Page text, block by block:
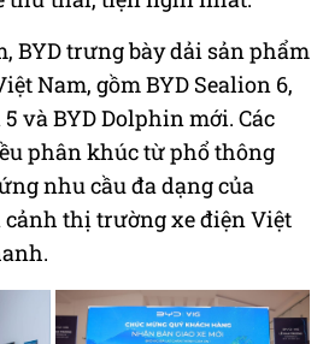
BYD trưng bày dải sản phẩm
Nam, gồm BYD Sealion 6,
5 và BYD Dolphin mới. Các
phân khúc từ phổ thông
nhu cầu đa dạng của
thị trường xe điện Việt